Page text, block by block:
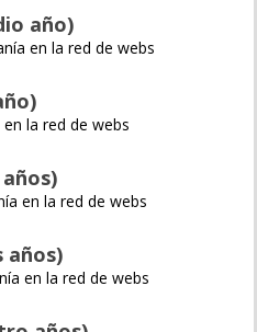
año)
en la red de webs
la red de webs
en la red de webs
años)
en la red de webs